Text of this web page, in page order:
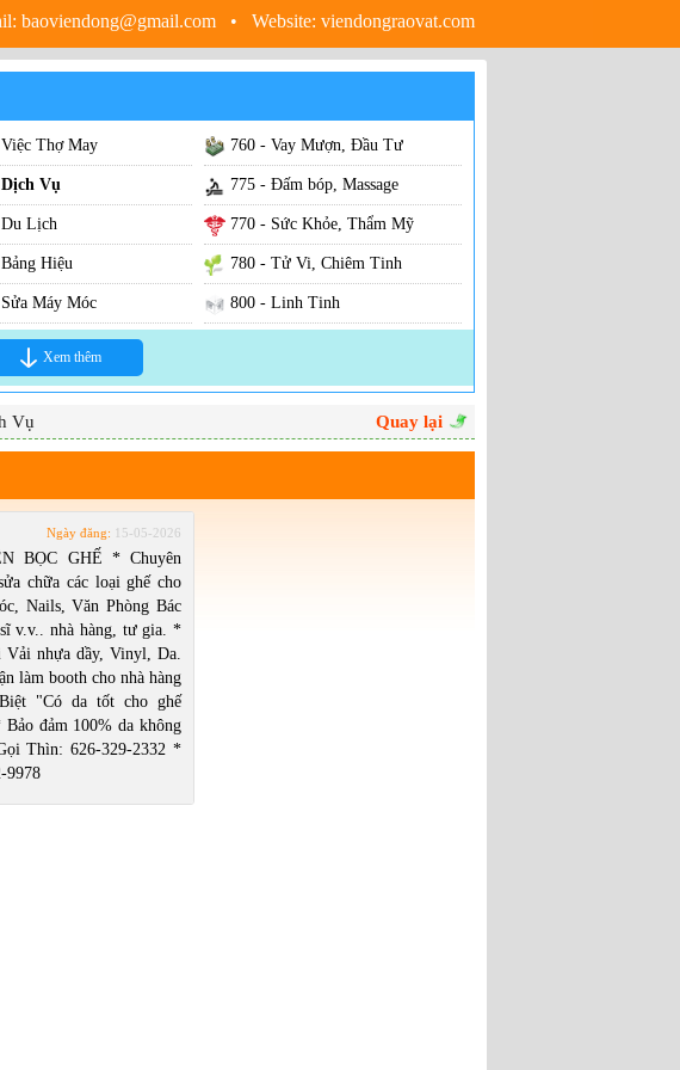
baoviendong@gmail.com • Website: viendongraovat.com
Thợ May
Vụ
Lịch
Hiệu
Máy Móc
Xe
Nhà, Cơ Sở, Tiệm
Nhà
Vườn
Giặt Thảm
Huấn Luyện
760 - Vay Mượn, Đầu Tư
775 - Đấm bóp, Massage
770 - Sức Khỏe, Thẩm Mỹ
780 - Tử Vi, Chiêm Tinh
800 - Linh Tinh
830 - Giữ Trẻ
910 - Lời Nguyện Tôn Giáo
Xem thêm
Vụ Quay lại
Ngày đăng: 15-05-2026
BỌC GHẾ * Chuyên
chữa các loại ghế cho
Nails, Văn Phòng Bác
v.v.. nhà hàng, tư gia. *
Vải nhựa dầy, Vinyl, Da.
làm booth cho nhà hàng
"Có da tốt cho ghế
đảm 100% da không
Thìn: 626-329-2332 *
9978